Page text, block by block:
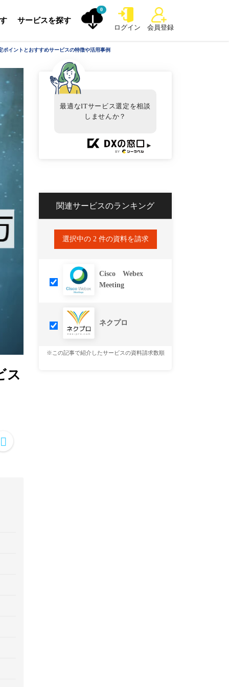
サービスを探す
0
ログイン 会員登録
イントとおすすめサービスの特徴や活用事例
ス
最適なITサービス選定を相談
しませんか？
►
関連サービスのランキング
選択中の 2 件の資料を請求
Cisco Webex
Meeting
ネクプロ
※この記事で紹介したサービスの資料請求数順